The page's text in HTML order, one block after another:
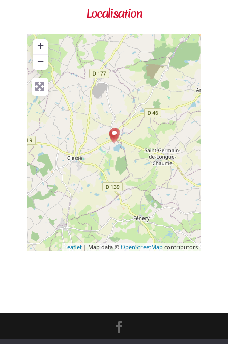
Localisation
+
−
Leaflet | Map data ©OpenStreetMap contributors